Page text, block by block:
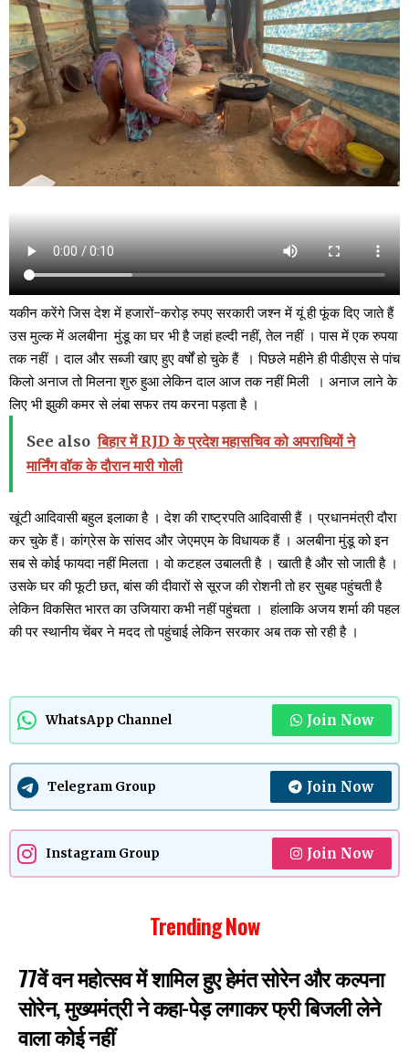
यकीन करेंगे जिस देश में हजारों-करोड़ रुपए सरकारी जश्न में यूं ही फूंक दिए जाते हैं
उस मुल्क में अलबीना मुंडू का घर भी है जहां हल्दी नहीं, तेल नहीं । पास में एक रुपया
तक नहीं । दाल और सब्जी खाए हुए वर्षों हो चुके हैं । पिछले महीने ही पीडीएस से पांच
किलो अनाज तो मिलना शुरु हुआ लेकिन दाल आज तक नहीं मिली । अनाज लाने के
लिए भी झुकी कमर से लंबा सफर तय करना पड़ता है ।
See also बिहार में RJD के प्रदेश महासचिव को अपराधियों ने
मार्निंग वॉक के दौरान मारी गोली
खूंटी आदिवासी बहुल इलाका है । देश की राष्ट्रपति आदिवासी हैं । प्रधानमंत्री दौरा
कर चुके हैं। कांग्रेस के सांसद और जेएमएम के विधायक हैं । अलबीना मुंडू को इन
सब से कोई फायदा नहीं मिलता । वो कटहल उबालती है । खाती है और सो जाती है ।
उसके घर की फूटी छत, बांस की दीवारों से सूरज की रोशनी तो हर सुबह पहुंचती है
लेकिन विकसित भारत का उजियारा कभी नहीं पहुंचता । हांलाकि अजय शर्मा की पहल
की पर स्थानीय चेंबर ने मदद तो पहुंचाई लेकिन सरकार अब तक सो रही है ।
WhatsApp Channel Join Now
Telegram Group Join Now
Instagram Group Join Now
Trending Now
77वें वन महोत्सव में शामिल हुए हेमंत सोरेन और कल्पना
सोरेन, मुख्यमंत्री ने कहा-पेड़ लगाकर फ्री बिजली लेने
वाला कोई नहीं